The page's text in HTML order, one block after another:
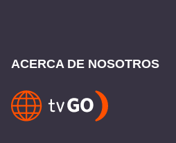
ACERCA DE NOSOTROS